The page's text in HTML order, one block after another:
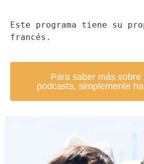
Este programa tiene su
francés.
Para saber más sobre
podcasts, simplemente